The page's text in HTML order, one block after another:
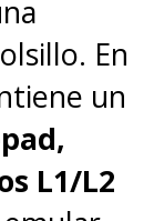
En
un
L1/L2